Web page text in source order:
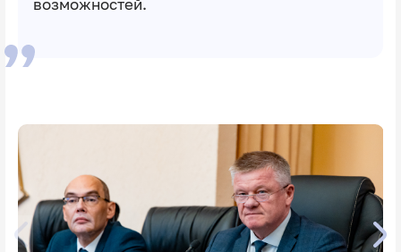
возможностей.